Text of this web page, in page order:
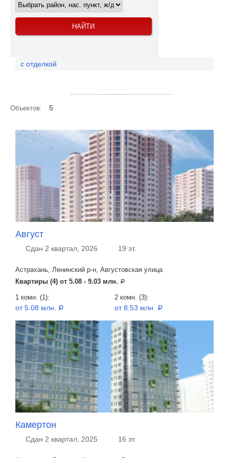
с отделкой
Объектов: 5
Август
Сдан 2 квартал, 2026 19 эт.
Астрахань, Ленинский р-н, Августовская улица
Квартиры (4) от 5.08 - 9.03 млн. a
1 комн. (1):
от 5.08 млн. a
2 комн. (3):
от 8.53 млн. a
Камертон
Сдан 2 квартал, 2025 16 эт.